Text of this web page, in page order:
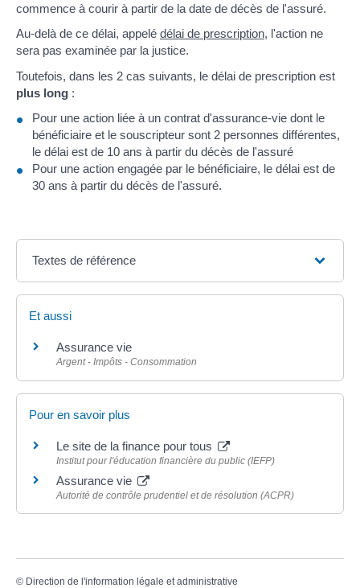
commence à courir à partir de la date de décès de l'assuré.
Au-delà de ce délai, appelé délai de prescription, l'action ne
sera pas examinée par la justice.
Toutefois, dans les 2 cas suivants, le délai de prescription est
plus long :
Pour une action liée à un contrat d'assurance-vie dont le
bénéficiaire et le souscripteur sont 2 personnes différentes,
le délai est de 10 ans à partir du décès de l'assuré
Pour une action engagée par le bénéficiaire, le délai est de
30 ans à partir du décès de l'assuré.
Textes de référence
Et aussi
Assurance vie
Argent - Impôts - Consommation
Pour en savoir plus
Le site de la finance pour tous
Institut pour l'éducation financière du public (IEFP)
Assurance vie
Autorité de contrôle prudentiel et de résolution (ACPR)
© Direction de l'information légale et administrative